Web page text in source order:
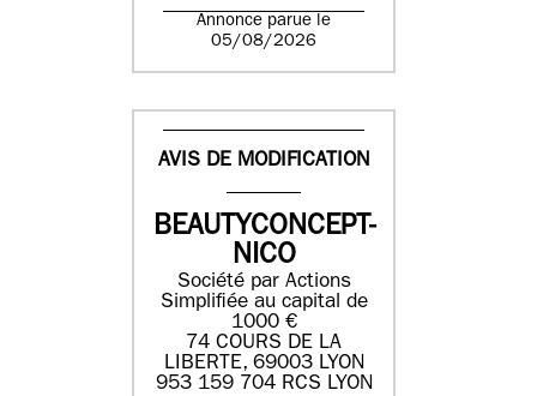
Annonce parue le
05/08/2026
AVIS DE MODIFICATION
BEAUTYCONCEPT-
NICO
Société par Actions
Simplifiée au capital de
1000 €
74 COURS DE LA
LIBERTE, 69003 LYON
953 159 704 RCS LYON